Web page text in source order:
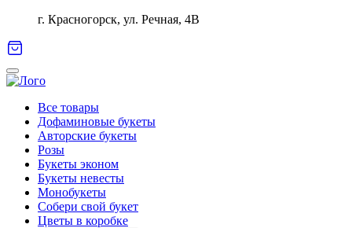
г. Красногорск, ул. Речная, 4В
Все товары
Дофаминовые букеты
Авторские букеты
Розы
Букеты эконом
Букеты невесты
Монобукеты
Собери свой букет
Цветы в коробке